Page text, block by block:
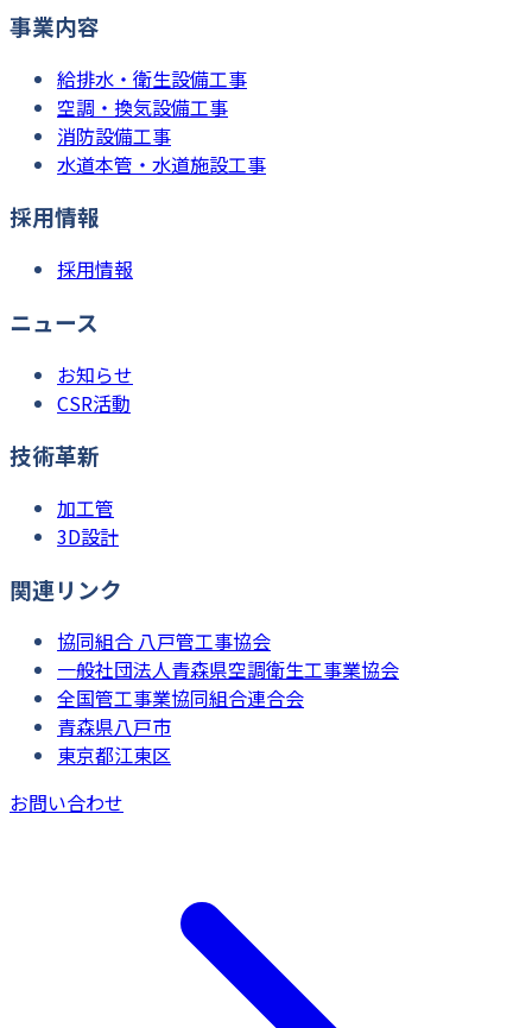
事業内容
給排水・衛生設備工事
空調・換気設備工事
消防設備工事
水道本管・水道施設工事
採用情報
採用情報
ニュース
お知らせ
CSR活動
技術革新
加工管
3D設計
関連リンク
協同組合 八戸管工事協会
一般社団法人青森県空調衛生工事業協会
全国管工事業協同組合連合会
青森県八戸市
東京都江東区
お問い合わせ